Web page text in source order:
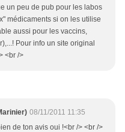
un peu de pub pour les labos
médicaments si on les utilise
aussi pour les vaccins,
Pour info un site original
<br />
08/11/2011 11:35
de ton avis oui !<br /> <br />